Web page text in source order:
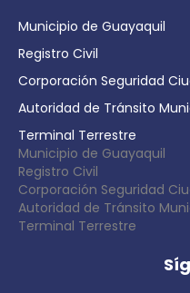
Municipio de Guayaquil
Registro Civil
Corporación Seguridad
Autoridad de Tránsito
Terminal Terrestre
Municipio de Guayaquil
Registro Civil
Corporación Seguridad
Autoridad de Tránsito
Terminal Terrestre